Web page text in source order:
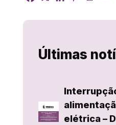
Últimas
elétrica –